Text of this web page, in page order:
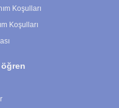
Koşulları
Koşulları
öğren